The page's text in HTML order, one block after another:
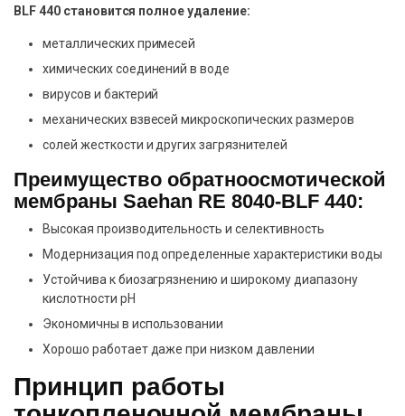
BLF 440 становится полное удаление:
металлических примесей
химических соединений в воде
вирусов и бактерий
механических взвесей микроскопических размеров
солей жесткости и других загрязнителей
Преимущество обратноосмотической
мембраны Saehan RE 8040-BLF 440:
Высокая производительность и селективность
Модернизация под определенные характеристики воды
Устойчива к биозагрязнению и широкому диапазону
кислотности pH
Экономичны в использовании
Хорошо работает даже при низком давлении
Принцип работы